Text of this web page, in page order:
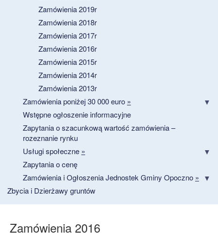
Zamówienia 2019r
Zamówienia 2018r
Zamówienia 2017r
Zamówienia 2016r
Zamówienia 2015r
Zamówienia 2014r
Zamówienia 2013r
Zamówienia poniżej 30 000 euro »
Wstępne ogłoszenie informacyjne
Zapytania o szacunkową wartość zamówienia –
rozeznanie rynku
Usługi społeczne »
Zapytania o cenę
Zamówienia i Ogłoszenia Jednostek Gminy Opoczno »
Zbycia i Dzierżawy gruntów
Zamówienia 2016